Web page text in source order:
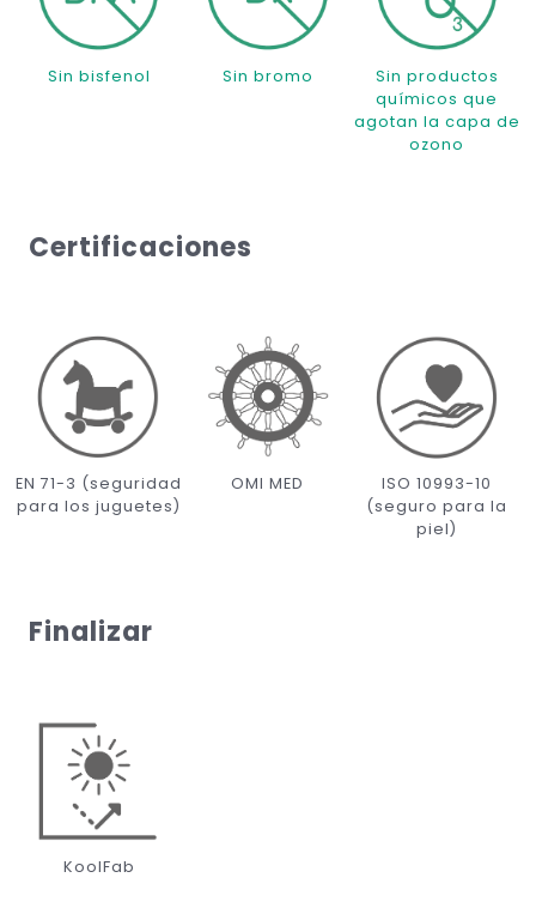
Sin bisfenol Sin bromo
Sin productos
químicos que
agotan la capa de
ozono
Certificaciones
EN 71-3 (seguridad
para los juguetes)
OMI MED
ISO 10993-10
(seguro para la
piel)
Finalizar
KoolFab